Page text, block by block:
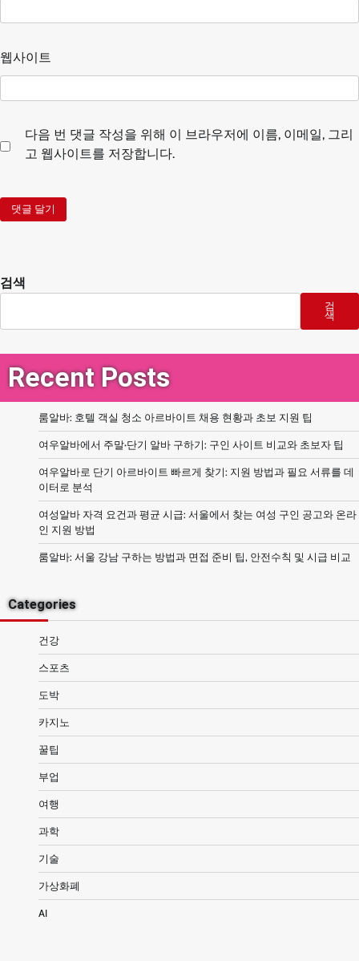
웹사이트
다음 번 댓글 작성을 위해 이 브라우저에 이름, 이메일, 그리
고 웹사이트를 저장합니다.
검색
검
색
Recent Posts
룸알바: 호텔 객실 청소 아르바이트 채용 현황과 초보 지원 팁
여우알바에서 주말·단기 알바 구하기: 구인 사이트 비교와 초보자 팁
여우알바로 단기 아르바이트 빠르게 찾기: 지원 방법과 필요 서류를 데
이터로 분석
여성알바 자격 요건과 평균 시급: 서울에서 찾는 여성 구인 공고와 온라
인 지원 방법
룸알바: 서울 강남 구하는 방법과 면접 준비 팁, 안전수칙 및 시급 비교
Categories
건강
스포츠
도박
카지노
꿀팁
부업
여행
과학
기술
가상화폐
AI